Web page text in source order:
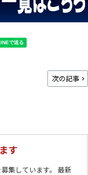
次の記事
す
集しています。 最新